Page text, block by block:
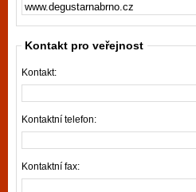
Kontakt pro veřejnost
Kontakt:
Kontaktní telefon:
Kontaktní fax: